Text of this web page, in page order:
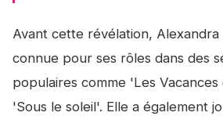
Avant cette révélation, Alexandra
connue pour ses rôles dans des
populaires comme 'Les
'Sous le soleil'. Elle a également